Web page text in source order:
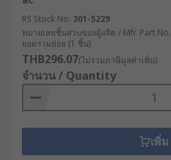
RS Stock No. 301-5229
หมายเลขชิ้นส่วนของผู้ผลิต / Mfr. Part No.
ยอดรวมย่อย (1 ชิ้น)
THB296.07(ไม่รวมภาษีมูลค่าเพิ่ม)
จำนวน / Quantity
เพิ่ม